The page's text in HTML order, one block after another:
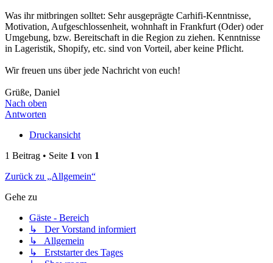
Was ihr mitbringen solltet: Sehr ausgeprägte Carhifi-Kenntnisse,
Motivation, Aufgeschlossenheit, wohnhaft in Frankfurt (Oder) oder
Umgebung, bzw. Bereitschaft in die Region zu ziehen. Kenntnisse
in Lageristik, Shopify, etc. sind von Vorteil, aber keine Pflicht.
​Wir freuen uns über jede Nachricht von euch!
Grüße, Daniel
Nach oben
Antworten
Druckansicht
1 Beitrag • Seite 1 von 1
Zurück zu „Allgemein“
Gehe zu
Gäste - Bereich
↳ Der Vorstand informiert
↳ Allgemein
↳ Erststarter des Tages